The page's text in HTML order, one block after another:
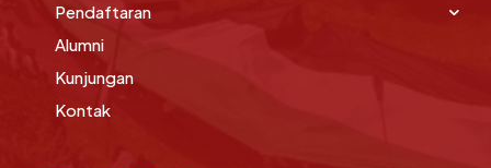
Pendaftaran
Alumni
Kunjungan
Kontak